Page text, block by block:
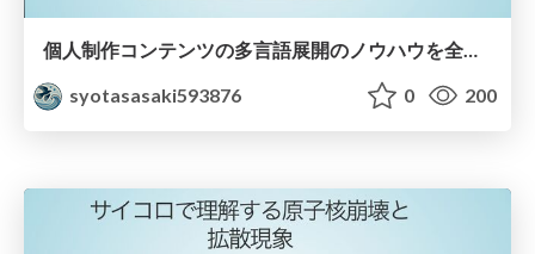
個人制作コンテンツの多言語展開のノウハウを全公開！ 〜世界に自分を発信しよう！〜
syotasasaki593876
0 200